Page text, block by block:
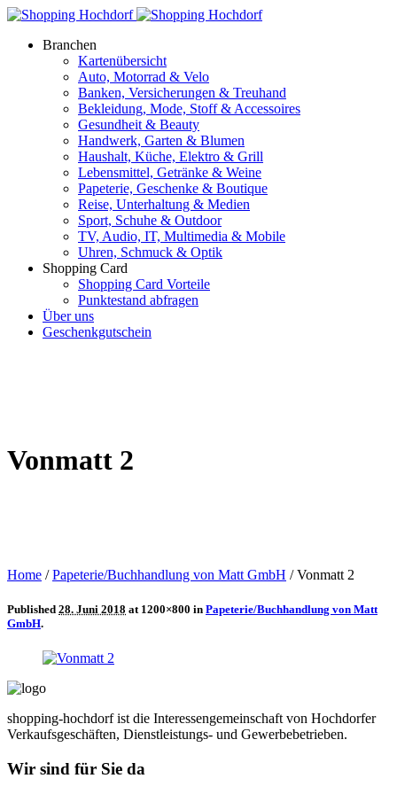
Branchen
Kartenübersicht
Auto, Motorrad & Velo
Banken, Versicherungen & Treuhand
Bekleidung, Mode, Stoff & Accessoires
Gesundheit & Beauty
Handwerk, Garten & Blumen
Haushalt, Küche, Elektro & Grill
Lebensmittel, Getränke & Weine
Papeterie, Geschenke & Boutique
Reise, Unterhaltung & Medien
Sport, Schuhe & Outdoor
TV, Audio, IT, Multimedia & Mobile
Uhren, Schmuck & Optik
Shopping Card
Shopping Card Vorteile
Punktestand abfragen
Über uns
Geschenkgutschein
Vonmatt 2
Home /Papeterie/Buchhandlung von Matt GmbH /Vonmatt 2
Published 28. Juni 2018 at 1200×800 in Papeterie/Buchhandlung von Matt
GmbH.
shopping-hochdorf ist die Interessengemeinschaft von Hochdorfer
Verkaufsgeschäften, Dienstleistungs- und Gewerbebetrieben.
Wir sind für Sie da